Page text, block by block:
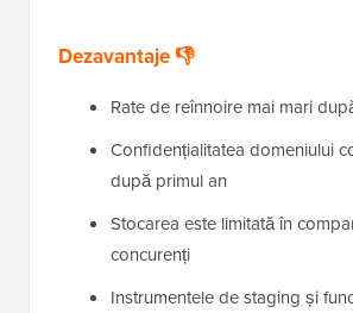
Dezavantaje 👎
Rate de reînnoire mai mari
Confidențialitatea domeniului
după primul an
Stocarea este limitată în
concurenți
Instrumentele de staging și